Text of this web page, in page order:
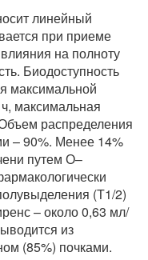
линейный
при приеме
на полноту
Биодоступность
максимальной
максимальная
распределения
– 90%. Менее 14%
путем О–
(Т1/2)
– около 0,63 мл/
из
(85%) почками.